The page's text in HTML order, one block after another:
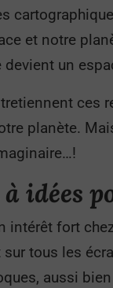
et notre
devient un
planète.
à idées
intérêt fort
sur tous les
aussi